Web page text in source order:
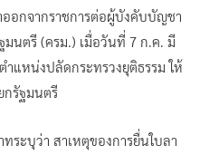
ออกจากราชการต่อผู้บังคับบัญชา
นตรี (ครม.) เมื่อวันที่ 7 ก.ค. มี
แหน่งปลัดกระทรวงยุติธรรม ให้
กรัฐมนตรี
ระบุว่า สาเหตุของการยื่นใบลา